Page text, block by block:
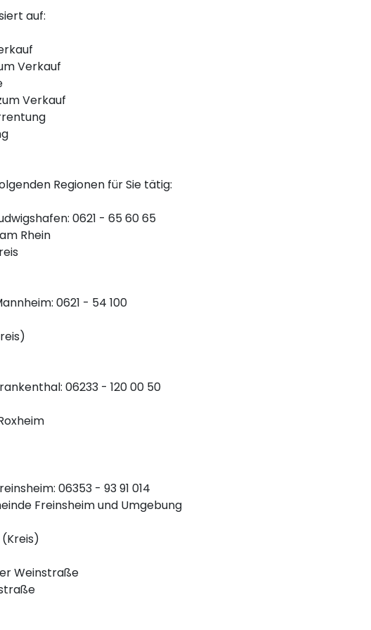
auf:
Verkauf
Verkauf
Regionen für Sie tätig:
0621 - 65 60 65
Rhein
0621 - 54 100
06233 - 120 00 50
06353 - 93 91 014
Freinsheim und Umgebung
Weinstraße